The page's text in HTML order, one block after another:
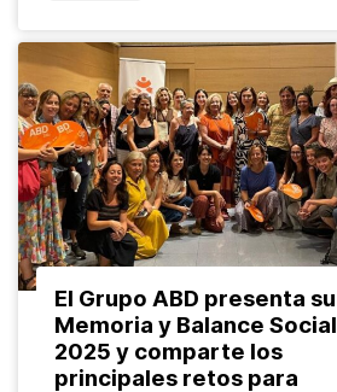
El Grupo ABD presenta su
Memoria y Balance Social
2025 y comparte los
principales retos para